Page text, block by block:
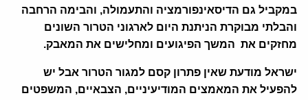
במקביל גם הדיסאינפורמציה והתעמולה, והבימה הרחבה
והבלתי מבוקרת הניתנת היום לארגוני הטרור השונים
מחזקים את המשך הפיגועים ומחלישים את המאבק.
ישראל מודעת שאין פתרון קסם למגור הטרור אבל יש
להפעיל את המאמצים המודיעיניים, הצבאיים, המשפטים